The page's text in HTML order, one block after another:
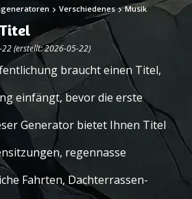
Verschiedenes Musik
(erstellt: 2026-05-22)
braucht einen Titel,
einfängt, bevor die erste
Generator bietet Ihnen Titel
regennasse
Fahrten, Dachterrassen-